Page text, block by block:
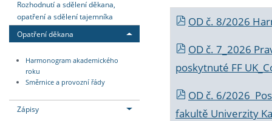
Rozhodnutí a sdělení děkana,
opatření a sdělení tajemníka
Opatření děkana
Harmonogram akademického
roku
Směrnice a provozní řády
Zápisy
OD č. 8/2026
OD č. 7_2026
poskytnuté FF
OD č. 6/2026
fakultě Univerzity